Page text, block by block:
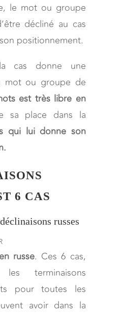
le mot ou groupe
décliné au cas
positionnement.
cas donne une
mot ou groupe de
est très libre en
sa place dans la
qui lui donne son
6 CAS
russes
russe. Ces 6 cas,
terminaisons
pour toutes les
avoir dans la